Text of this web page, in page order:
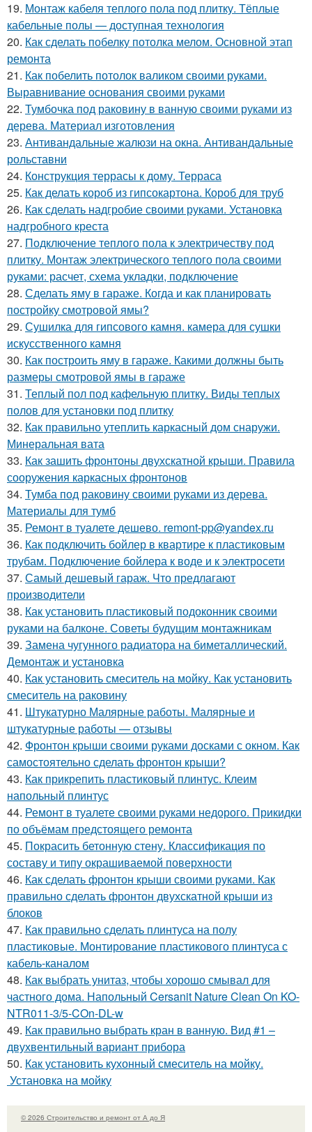
19. Монтаж кабеля теплого пола под плитку. Тёплые
кабельные полы — доступная технология
20. Как сделать побелку потолка мелом. Основной этап
ремонта
21. Как побелить потолок валиком своими руками.
Выравнивание основания своими руками
22. Тумбочка под раковину в ванную своими руками из
дерева. Материал изготовления
23. Антивандальные жалюзи на окна. Антивандальные
рольставни
24. Конструкция террасы к дому. Терраса
25. Как делать короб из гипсокартона. Короб для труб
26. Как сделать надгробие своими руками. Установка
надгробного креста
27. Подключение теплого пола к электричеству под
плитку. Монтаж электрического теплого пола своими
руками: расчет, схема укладки, подключение
28. Сделать яму в гараже. Когда и как планировать
постройку смотровой ямы?
29. Сушилка для гипсового камня. камера для сушки
искусственного камня
30. Как построить яму в гараже. Какими должны быть
размеры смотровой ямы в гараже
31. Теплый пол под кафельную плитку. Виды теплых
полов для установки под плитку
32. Как правильно утеплить каркасный дом снаружи.
Минеральная вата
33. Как зашить фронтоны двухскатной крыши. Правила
сооружения каркасных фронтонов
34. Тумба под раковину своими руками из дерева.
Материалы для тумб
35. Ремонт в туалете дешево. remont-pp@yandex.ru
36. Как подключить бойлер в квартире к пластиковым
трубам. Подключение бойлера к воде и к электросети
37. Самый дешевый гараж. Что предлагают
производители
38. Как установить пластиковый подоконник своими
руками на балконе. Советы будущим монтажникам
39. Замена чугунного радиатора на биметаллический.
Демонтаж и установка
40. Как установить смеситель на мойку. Как установить
смеситель на раковину
41. Штукатурно Малярные работы. Малярные и
штукатурные работы — отзывы
42. Фронтон крыши своими руками досками с окном. Как
самостоятельно сделать фронтон крыши?
43. Как прикрепить пластиковый плинтус. Клеим
напольный плинтус
44. Ремонт в туалете своими руками недорого. Прикидки
по объёмам предстоящего ремонта
45. Покрасить бетонную стену. Классификация по
составу и типу окрашиваемой поверхности
46. Как сделать фронтон крыши своими руками. Как
правильно сделать фронтон двухскатной крыши из
блоков
47. Как правильно сделать плинтуса на полу
пластиковые. Монтирование пластикового плинтуса с
кабель-каналом
48. Как выбрать унитаз, чтобы хорошо смывал для
частного дома. Напольный Cersanit Nature Clean On KO-
NTR011-3/5-COn-DL-w
49. Как правильно выбрать кран в ванную. Вид #1 –
двухвентильный вариант прибора
50. Как установить кухонный смеситель на мойку.
Установка на мойку
© 2026 Строительство и ремонт от А до Я